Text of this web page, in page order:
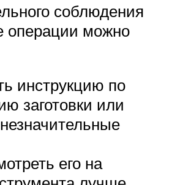
соблюдения
операции можно
инструкцию по
заготовки или
его на